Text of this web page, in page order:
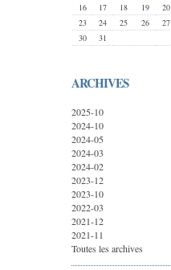
16
17 18 19 20
23
24 25 26 27
30
31
ARCHIVES
2025-10
2024-10
2024-05
2024-03
2024-02
2023-12
2023-10
2022-03
2021-12
2021-11
Toutes les archives